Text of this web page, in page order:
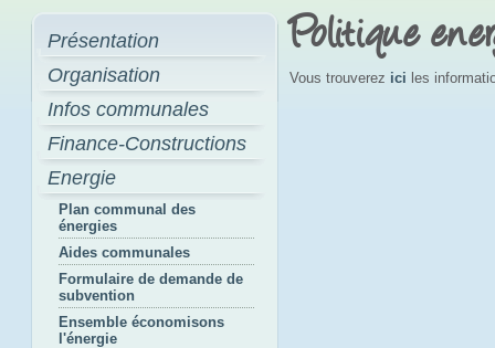
Présentation
Organisation
Infos communales
Finance-Constructions
Energie
Plan communal des
énergies
Aides communales
Formulaire de demande de
subvention
Ensemble économisons
l'énergie
Politique
Vous trouverez ici les